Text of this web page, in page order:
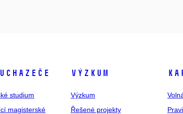
studium
magisterské
Výzkum
Výzkum
Řešené projekty